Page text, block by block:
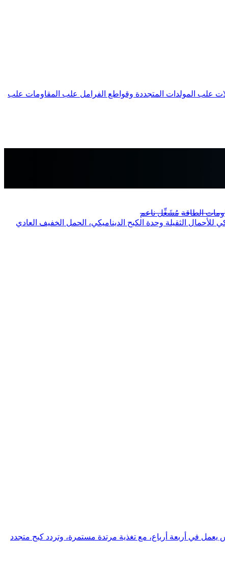
علب المولدات المتجددة وقواطع الفرامل علب المقاومات علب
الطاقة مُشَغِّل ناعم
للأحمال الثقيلة وحدة الكبح الديناميكي، الحمل الخفيف العادي
في أربعة أرباع، مع تغذية مرتدة مستمرة، وتردد كبح متجدد